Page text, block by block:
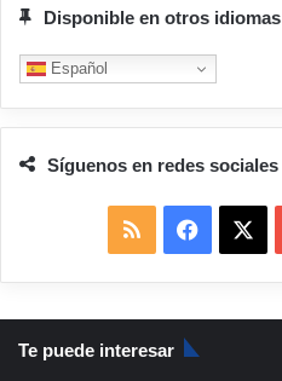
Disponible en otros idiomas
Español
Síguenos en redes sociales
S
S
a
c
Te puede interesar